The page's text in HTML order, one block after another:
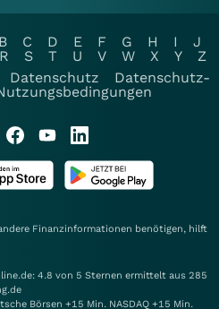
B C D E F G H I
J
R S T U V W X Y
Z
Datenschutz
Datenschutz-
Finanzinformationen benötigen, hilft
4.8 von 5 Sternen ermittelt aus 285
Börsen +15 Min. NASDAQ +15 Min.